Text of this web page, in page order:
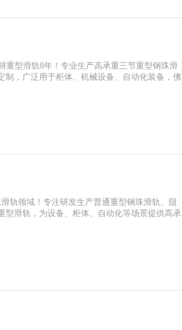
重型滑轨8年！专业生产高承重三节重型钢珠滑
，广泛用于柜体、机械设备、自动化装备，佛
轨领域！专注研发生产普通重型钢珠滑轨、阻
型滑轨，为设备、柜体、自动化等场景提供高承